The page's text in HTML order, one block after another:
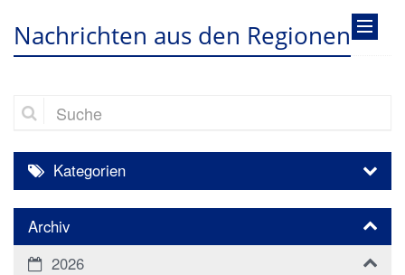
Nachrichten aus den Regionen
Suche
Kategorien
Archiv
2026